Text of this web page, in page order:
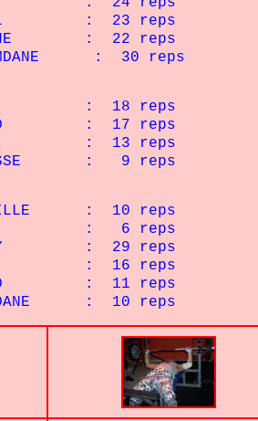
23 reps
: 22 reps
: 30 reps
: 18 reps
: 17 reps
13 reps
: 9 reps
: 10 reps
: 6 reps
: 29 reps
reps
: 11 reps
: 10 reps